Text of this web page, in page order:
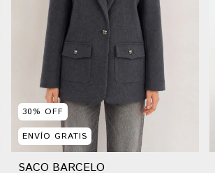
30% OFF
ENVÍO GRATIS
SACO BARCELO